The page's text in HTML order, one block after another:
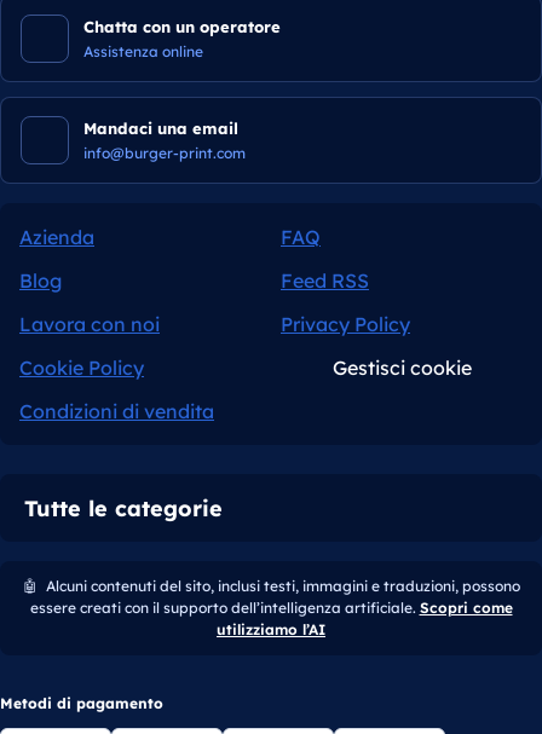
Chatta con un operatore
Assistenza online
Mandaci una email
info@burger-print.com
Azienda
FAQ
Blog
Feed RSS
Lavora con noi
Privacy Policy
Cookie Policy
Gestisci cookie
Condizioni di vendita
Tutte le categorie
🤖 Alcuni contenuti del sito, inclusi testi, immagini e traduzioni, possono
essere creati con il supporto dell’intelligenza artificiale. Scopri come
utilizziamo l’AI
Metodi di pagamento